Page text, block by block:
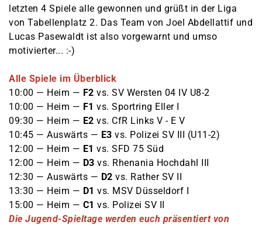
letzten 4 Spiele alle gewonnen und grüßt in der Liga
von Tabellenplatz 2. Das Team von Joel Abdellattif und
Lucas Pasewaldt ist also vorgewarnt und umso
motivierter... :-)
Alle Spiele im Überblick
10:00 — Heim — F2 vs. SV Wersten 04 IV U8-2
10:00 — Heim — F1 vs. Sportring Eller I
09:30 — Heim — E2 vs. CfR Links V - E V
10:45 — Auswärts — E3 vs. Polizei SV III (U11-2)
12:00 — Heim — E1 vs. SFD 75 Süd
12:00 — Heim — D3 vs. Rhenania Hochdahl III
12:30 — Auswärts — D2 vs. Rather SV II
13:30 — Heim — D1 vs. MSV Düsseldorf I
15:00 — Heim — C1 vs. Polizei SV II
Die Jugend-Spieltage werden euch präsentiert von